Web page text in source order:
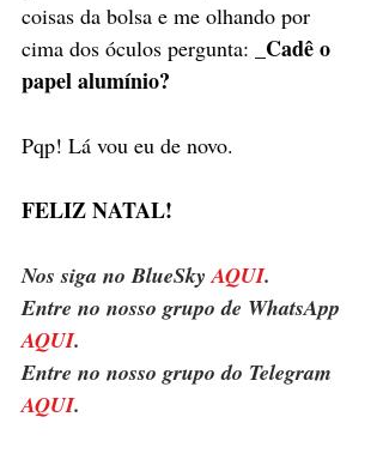
coisas da bolsa e me olhando por
cima dos óculos pergunta: _ Cadê o
papel alumínio?
Pqp! Lá vou eu de novo.
FELIZ NATAL!
Nos siga no BlueSky AQUI.
Entre no nosso grupo de WhatsApp
AQUI.
Entre no nosso grupo do Telegram
AQUI.